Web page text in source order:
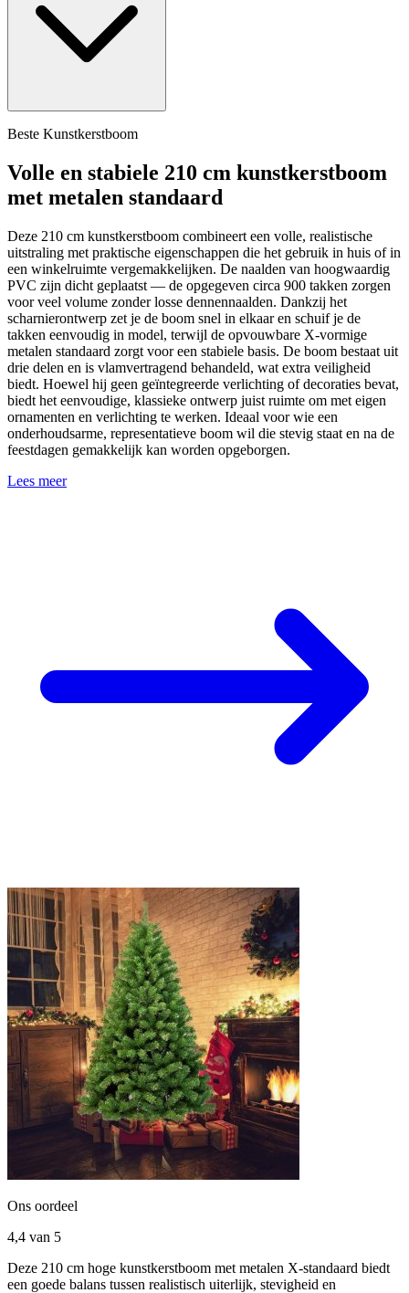
Beste Kunstkerstboom
Volle en stabiele 210 cm kunstkerstboom
met metalen standaard
Deze 210 cm kunstkerstboom combineert een volle, realistische
uitstraling met praktische eigenschappen die het gebruik in huis of in
een winkelruimte vergemakkelijken. De naalden van hoogwaardig
PVC zijn dicht geplaatst — de opgegeven circa 900 takken zorgen
voor veel volume zonder losse dennennaalden. Dankzij het
scharnierontwerp zet je de boom snel in elkaar en schuif je de
takken eenvoudig in model, terwijl de opvouwbare X-vormige
metalen standaard zorgt voor een stabiele basis. De boom bestaat uit
drie delen en is vlamvertragend behandeld, wat extra veiligheid
biedt. Hoewel hij geen geïntegreerde verlichting of decoraties bevat,
biedt het eenvoudige, klassieke ontwerp juist ruimte om met eigen
ornamenten en verlichting te werken. Ideaal voor wie een
onderhoudsarme, representatieve boom wil die stevig staat en na de
feestdagen gemakkelijk kan worden opgeborgen.
Lees meer
Ons oordeel
4,4 van 5
Deze 210 cm hoge kunstkerstboom met metalen X-standaard biedt
een goede balans tussen realistisch uiterlijk, stevigheid en